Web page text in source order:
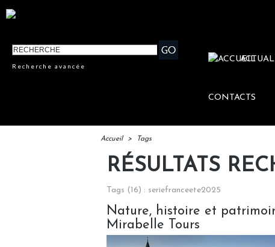
Recherche avancée
CONTACTS
Accueil > Tags
RÉSULTATS
Tags (16) : seriefranceete2025
Nature, histoire et
Mirabelle Tours